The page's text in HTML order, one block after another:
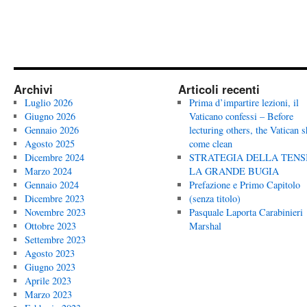
Archivi
Luglio 2026
Giugno 2026
Gennaio 2026
Agosto 2025
Dicembre 2024
Marzo 2024
Gennaio 2024
Dicembre 2023
Novembre 2023
Ottobre 2023
Settembre 2023
Agosto 2023
Giugno 2023
Aprile 2023
Marzo 2023
Articoli recenti
Prima d’impartire lezioni, il
Vaticano confessi – Before
lecturing others, the Vatican
come clean
STRATEGIA DELLA
LA GRANDE BUGIA
Prefazione e Primo Capitolo
(senza titolo)
Pasquale Laporta Carabinieri
Marshal